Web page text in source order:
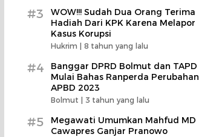
#3
WOW!!! Sudah Dua Orang Terima
Hadiah Dari KPK Karena Melapor
Kasus Korupsi
Hukrim | 8 tahun yang lalu
#4
Banggar DPRD Bolmut dan TAPD
Mulai Bahas Ranperda Perubahan
APBD 2023
Bolmut | 3 tahun yang lalu
#5
Megawati Umumkan Mahfud MD
Cawapres Ganjar Pranowo